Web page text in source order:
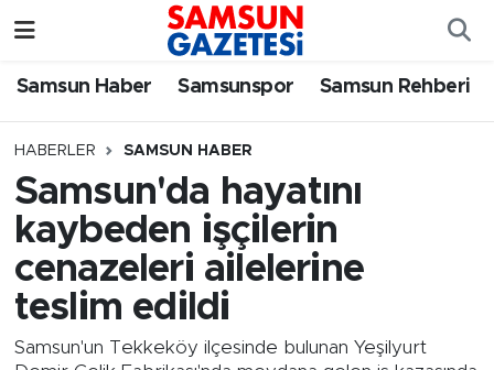
Samsun Haber Samsunspor Samsun Rehberi
HABERLER SAMSUN HABER
Samsun'da hayatını
kaybeden işçilerin
cenazeleri ailelerine
teslim edildi
Samsun'un Tekkeköy ilçesinde bulunan Yeşilyurt
Samsun Haber
Samsun Rehberi
Resmi İlanlar
Samsun Nöbetçi Eczaneler
SAMSUN Namaz Vakitleri
Samsun Trafik Yoğunluk Haritası
Süper Lig Puan Durumu ve Fikstür
Tüm Manşetler